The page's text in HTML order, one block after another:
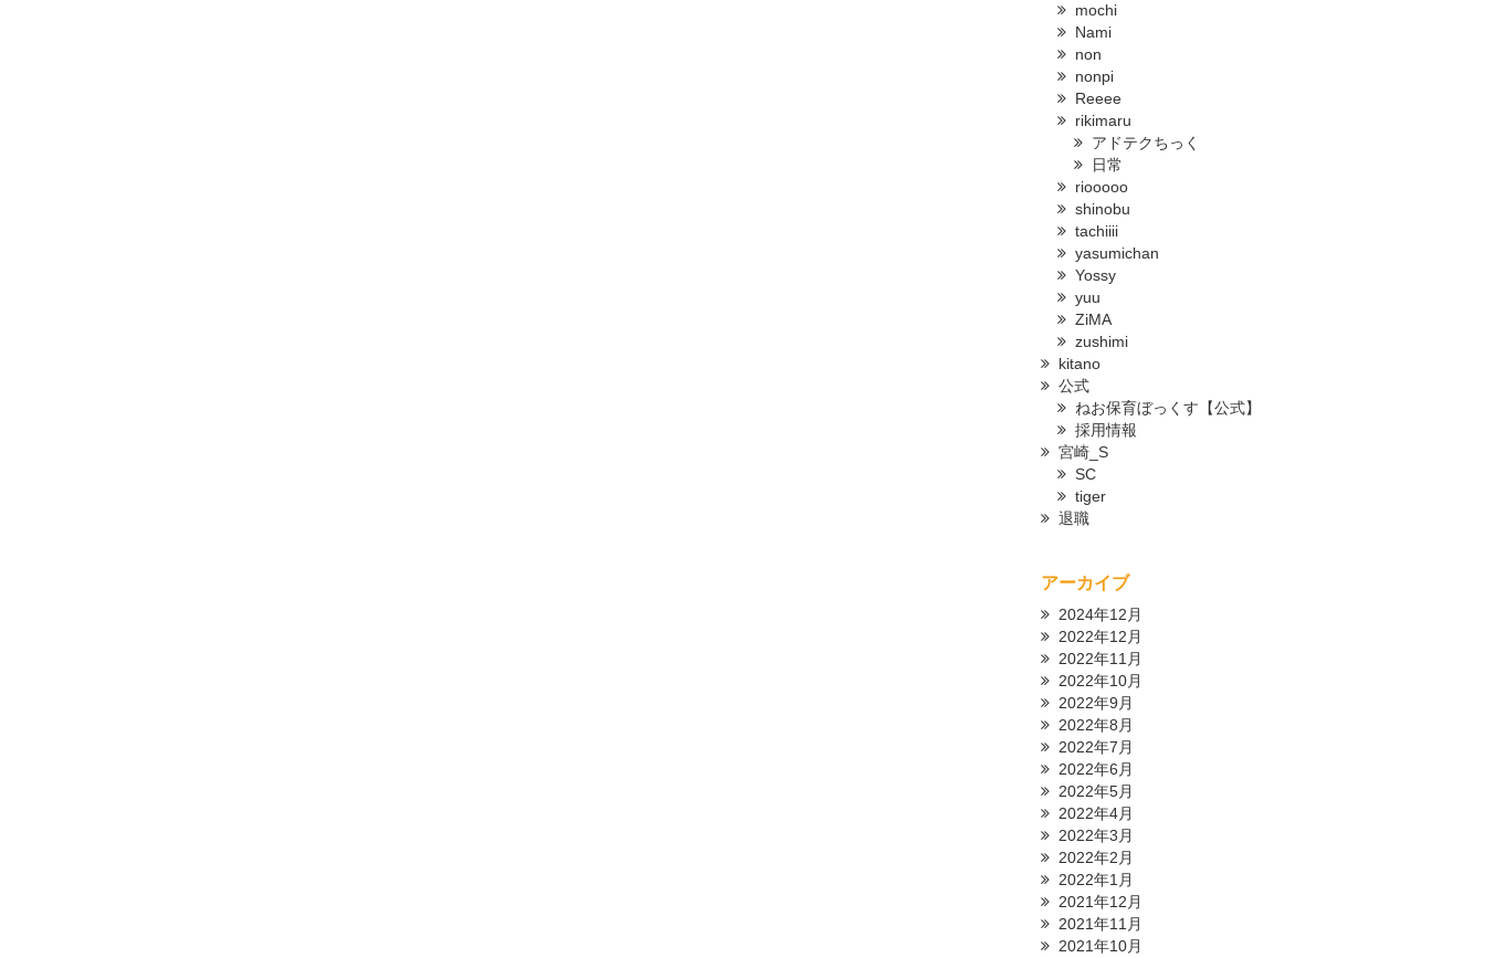
mochi
Nami
non
nonpi
Reeee
rikimaru
アドテクちっく
日常
riooooo
shinobu
tachiiii
yasumichan
Yossy
yuu
ZiMA
zushimi
kitano
公式
ねお保育ぼっくす【公式】
採用情報
宮崎_S
SC
tiger
退職
アーカイブ
2024年12月
2022年12月
2022年11月
2022年10月
2022年9月
2022年8月
2022年7月
2022年6月
2022年5月
2022年4月
2022年3月
2022年2月
2022年1月
2021年12月
2021年11月
2021年10月